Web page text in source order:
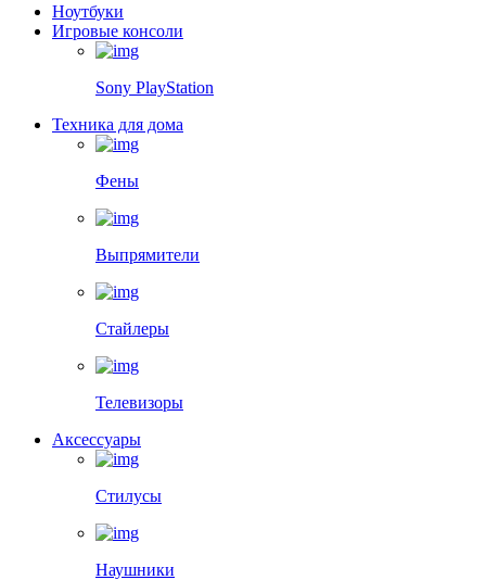
Ноутбуки
Игровые консоли
Sony PlayStation
Техника для дома
Фены
Выпрямители
Стайлеры
Телевизоры
Аксессуары
Стилусы
Наушники